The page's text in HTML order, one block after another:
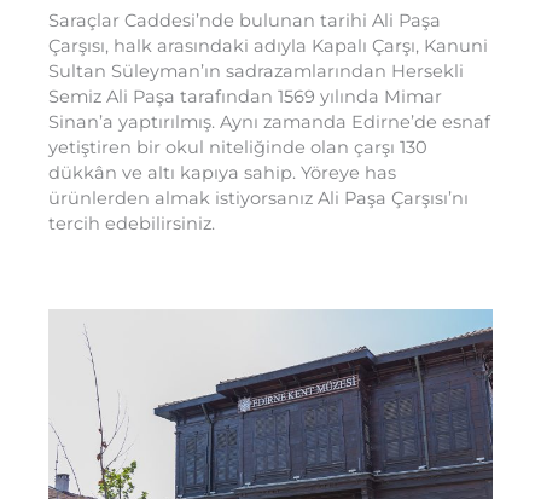
Saraçlar Caddesi’nde bulunan tarihi Ali Paşa
Çarşısı, halk arasındaki adıyla Kapalı Çarşı, Kanuni
Sultan Süleyman’ın sadrazamlarından Hersekli
Semiz Ali Paşa tarafından 1569 yılında Mimar
Sinan’a yaptırılmış. Aynı zamanda Edirne’de esnaf
yetiştiren bir okul niteliğinde olan çarşı 130
dükkân ve altı kapıya sahip. Yöreye has
ürünlerden almak istiyorsanız Ali Paşa Çarşısı’nı
tercih edebilirsiniz.